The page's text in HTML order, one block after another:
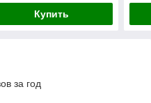
Купить
за год